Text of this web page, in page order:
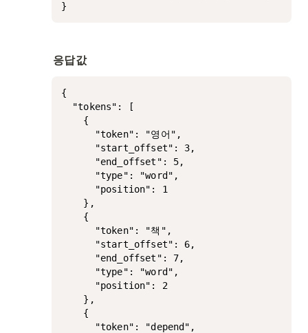
}
응답값
{
  "tokens": [
    {
      "token": "영어",
      "start_offset": 3,
      "end_offset": 5,
      "type": "word",
      "position": 1
    },
    {
      "token": "책",
      "start_offset": 6,
      "end_offset": 7,
      "type": "word",
      "position": 2
    },
    {
      "token": "depend",